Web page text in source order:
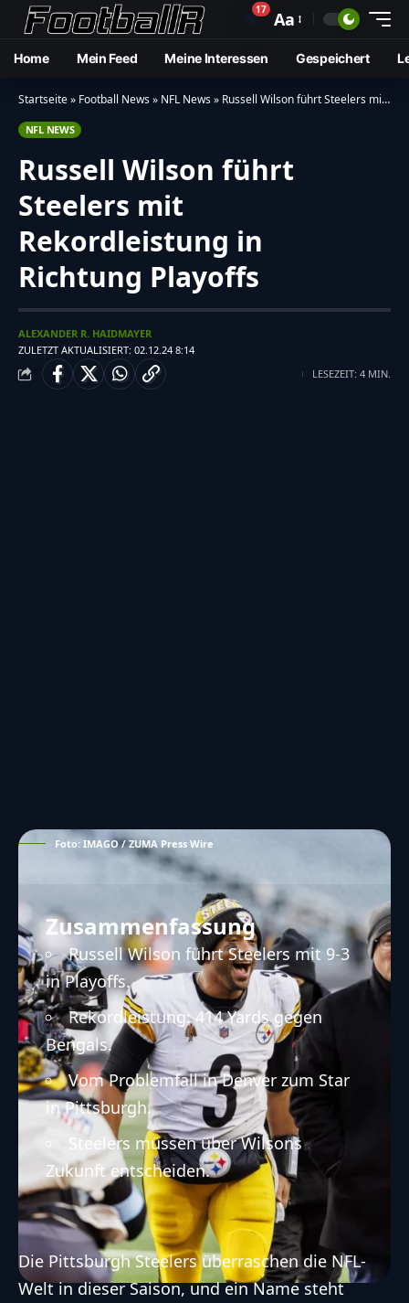
🔔17 Aa
Home Mein Feed Meine Interessen Gespeichert
Startseite» Football News» NFL News» Russell Wilson führt Steelers mit Rekordleistung in Richtung Playoffs
NFL NEWS
Russell Wilson führt
Steelers mit
Rekordleistung in
Richtung Playoffs
ZULETZT AKTUALISIERT: 02.12.24 8:14
ALEXANDER R. HAIDMAYER
LESEZEIT: 4 MIN.
Foto: IMAGO / ZUMA Press Wire
Zusammenfassung
Russell Wilson führt Steelers mit 9-3
in Playoffs.
Rekordleistung: 414 Yards gegen
Bengals.
Vom Problemfall in Denver zum Star
in Pittsburgh.
Steelers müssen über Wilsons
Zukunft entscheiden.
DiePittsburgh Steelersüberraschen die NFL-
Welt in dieser Saison, und ein Name steht